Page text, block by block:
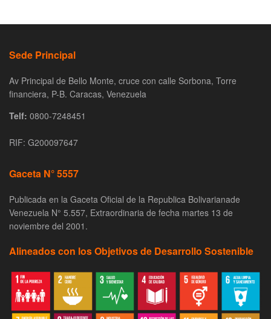
Sede Principal
Av Principal de Bello Monte, cruce con calle Sorbona, Torre
financiera, P-B. Caracas, Venezuela
Telf: 0800-7248451
RIF: G200097647
Gaceta N° 5557
Publicada en la Gaceta Oficial de la Republica Bolivarianade
Venezuela N° 5.557, Extraordinaria de fecha martes 13 de
noviembre del 2001.
Alineados con los Objetivos de Desarrollo Sostenible